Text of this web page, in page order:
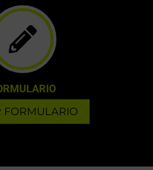
FORMULARIO